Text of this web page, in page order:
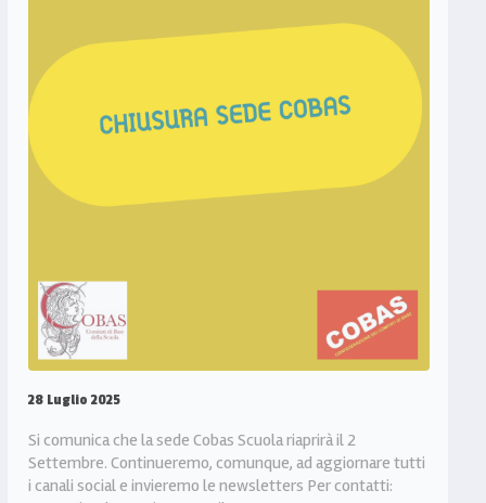
28 Luglio 2025
Si comunica che la sede Cobas Scuola riaprirà il 2
Settembre. Continueremo, comunque, ad aggiornare tutti
i canali social e invieremo le newsletters Per contatti: